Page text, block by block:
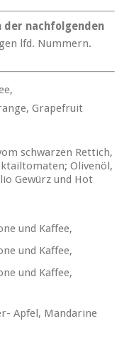
der nachfolgenden
lfd. Nummern.
Grapefruit
schwarzen Rettich,
Olivenöl,
Gewürz und Hot
und Kaffee,
und Kaffee,
und Kaffee,
Apfel, Mandarine